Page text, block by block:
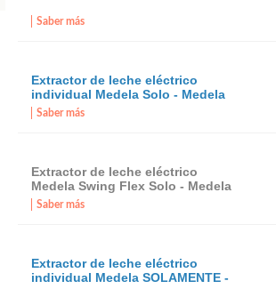
Saber más
Extractor de leche eléctrico
individual Medela Solo - Medela
Saber más
Extractor de leche eléctrico
Medela Swing Flex Solo - Medela
Saber más
Extractor de leche eléctrico
individual Medela SOLAMENTE -